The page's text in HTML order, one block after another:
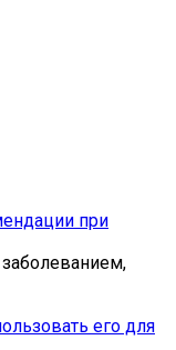
при
его для